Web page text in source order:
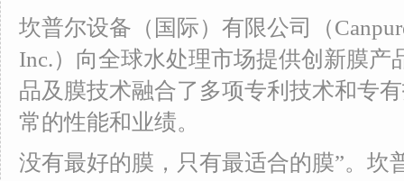
坎普尔设备（国际）有限公司（
Inc.）向全球水处理市场提供创新膜产
品及膜技术融合了多项专利技术和专
常的性能和业绩。
没有最好的膜，只有最适合的膜”。坎